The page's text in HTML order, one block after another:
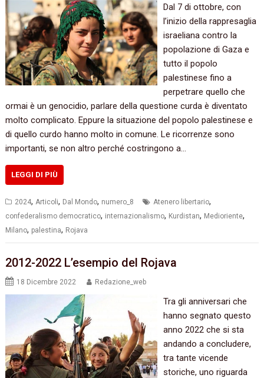
Dal 7 di ottobre, con
l’inizio della rappresaglia
israeliana contro la
popolazione di Gaza e
tutto il popolo
palestinese fino a
perpetrare quello che
ormai è un genocidio, parlare della questione curda è diventato
molto complicato. Eppure la situazione del popolo palestinese e
di quello curdo hanno molto in comune. Le ricorrenze sono
importanti, se non altro perché costringono a…
LEGGI DI PIÙ
2024,Articoli, Dal Mondo, numero_8 Atenero libertario,
confederalismo democratico, internazionalismo, Kurdistan, Medioriente,
Milano, palestina, Rojava
2012-2022 L’esempio del Rojava
18 Dicembre 2022 Redazione_web
Tra gli anniversari che
hanno segnato questo
anno 2022 che si sta
andando a concludere,
tra tante vicende
storiche, uno riguarda